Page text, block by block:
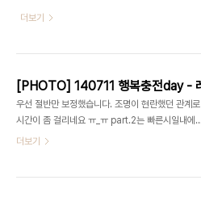
더보기
우선 절반만 보정했습니다. 조명이 현란했던 관계로
시간이 좀 걸리네요 ㅠ_ㅠ part.2는 빠른시일내에
업로드 하겠습니다 ^_^ 가로사진은 클릭하면 커집니
더보기